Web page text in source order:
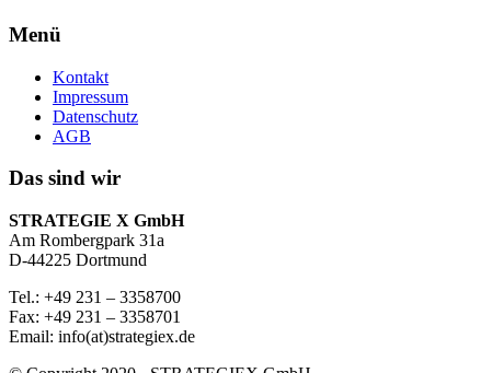
Menü
Kontakt
Impressum
Datenschutz
AGB
Das sind wir
STRATEGIE X GmbH
Am Rombergpark 31a
D-44225 Dortmund
Tel.: +49 231 – 3358700
Fax: +49 231 – 3358701
Email: info(at)strategiex.de